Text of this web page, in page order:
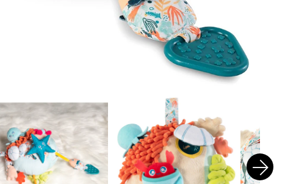
arrow_forward